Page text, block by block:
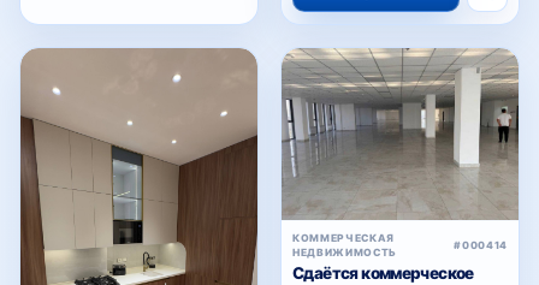
КОММЕРЧЕСКАЯ
НЕДВИЖИМОСТЬ
#000414
Сдаётся коммерческое